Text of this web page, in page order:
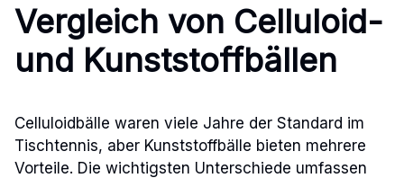
Vergleich von Celluloid-
und Kunststoffbällen
Celluloidbälle waren viele Jahre der Standard im
Tischtennis, aber Kunststoffbälle bieten mehrere
Vorteile. Die wichtigsten Unterschiede umfassen